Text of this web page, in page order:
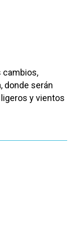
cambios,
donde serán
y vientos